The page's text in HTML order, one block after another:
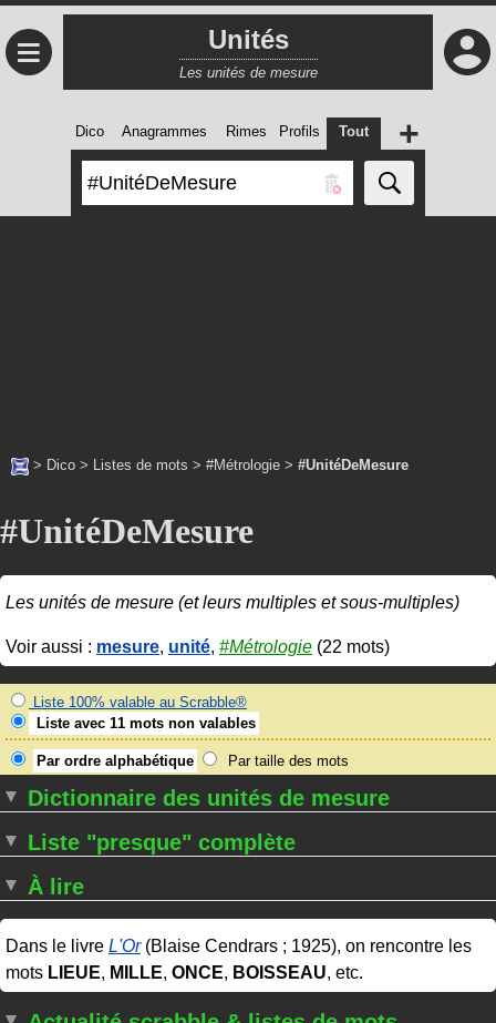
≡ Unités
Les unités de mesure
Dico Anagrammes Rimes Profils Tout +
> Dico > Listes de mots > #Métrologie > #UnitéDeMesure
#UnitéDeMesure
Les unités de mesure (et leurs multiples et sous-multiples)
Voir aussi : mesure, unité, #Métrologie (22 mots)
Liste 100% valable au Scrabble®
Liste avec 11 mots non valables
Par ordre alphabétique Par taille des mots
Dictionnaire des unités de mesure
Liste "presque" complète
À lire
Dans le livre L'Or(Blaise Cendrars ; 1925), on rencontre les
mots LIEUE, MILLE, ONCE, BOISSEAU, etc.